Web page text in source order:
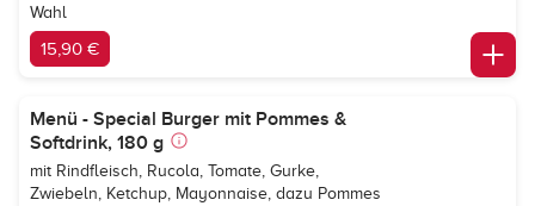
Wahl
15,90 €
Menü - Special Burger mit Pommes &
Softdrink, 180 g
mit Rindfleisch, Rucola, Tomate, Gurke,
Zwiebeln, Ketchup, Mayonnaise, dazu Pommes